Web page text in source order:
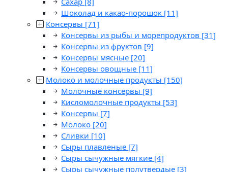
Шоколад и какао-порошок [11]
Консервы [71]
Консервы из рыбы и морепродуктов [31]
Консервы из фруктов [9]
Консервы мясные [20]
Консервы овощные [11]
Молоко и молочные продукты [150]
Молочные консервы [9]
Кисломолочные продукты [53]
Консервы [7]
Молоко [20]
Сливки [10]
Сыры плавленые [7]
Сыры сычужные мягкие [4]
Сыры сычужные полутвердые [3]